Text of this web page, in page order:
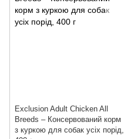
Exclusion Adult Chicken All
Breeds – Консервований корм
з куркою для собак усіх порід,